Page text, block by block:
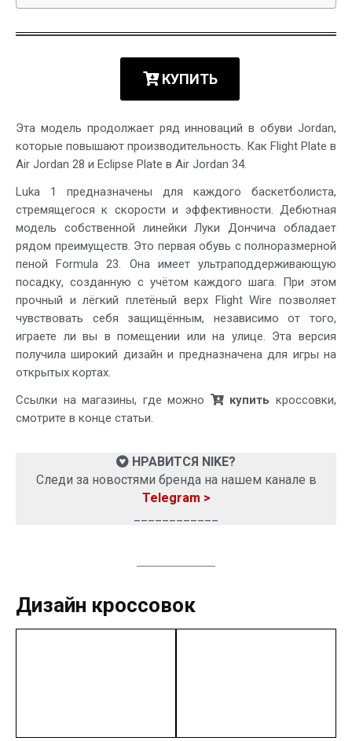
КУПИТЬ
Эта модель продолжает ряд инноваций в обуви Jordan,
которые повышают производительность. Как Flight Plate в
Air Jordan 28 и Eclipse Plate в Air Jordan 34.
Luka 1 предназначены для каждого баскетболиста,
стремящегося к скорости и эффективности. Дебютная
модель собственной линейки Луки Дончича обладает
рядом преимуществ. Это первая обувь с полноразмерной
пеной Formula 23. Она имеет ультраподдерживающую
посадку, созданную с учётом каждого шага. При этом
прочный и лёгкий плетёный верх Flight Wire позволяет
чувствовать себя защищённым, независимо от того,
играете ли вы в помещении или на улице. Эта версия
получила широкий дизайн и предназначена для игры на
открытых кортах.
Ссылки на магазины, где можно
купить кроссовки,
смотрите в конце статьи.
НРАВИТСЯ NIKE?
Следи за новостями бренда на нашем канале в
Telegram >
Дизайн кроссовок